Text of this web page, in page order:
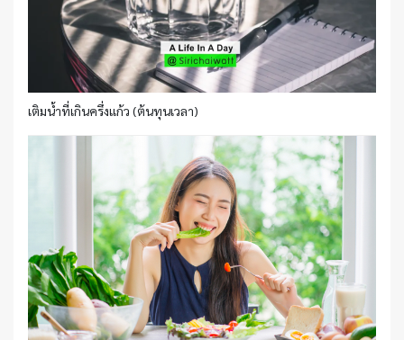
เติมน้ำที่เกินครึ่งแก้ว (ต้นทุนเวลา)